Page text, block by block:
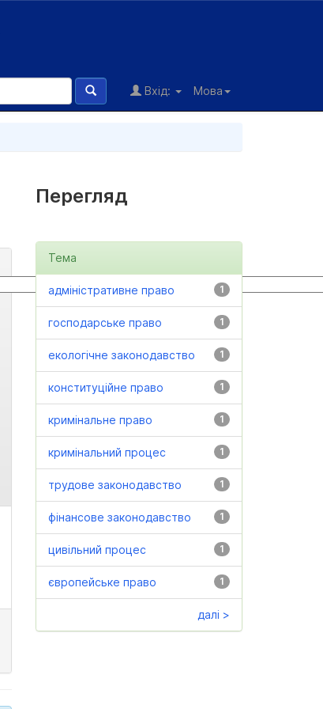
Мова
Вхід:
Перегляд
Тема
1
адміністративне право
1
господарське право
1
екологічне законодавство
1
конституційне право
1
кримінальне право
1
кримінальний процес
1
трудове законодавство
1
фінансове законодавство
1
цивільний процес
1
європейське право
далі >